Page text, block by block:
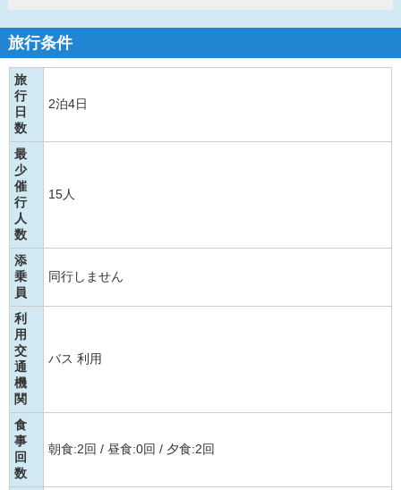
旅行条件
旅
行
日
数
2泊4日
最
少
催
行
人
数
15人
添
乗
員
同行しません
利
用
交
通
機
関
バス 利用
食
事
回
数
朝食:2回 / 昼食:0回 / 夕食:2回